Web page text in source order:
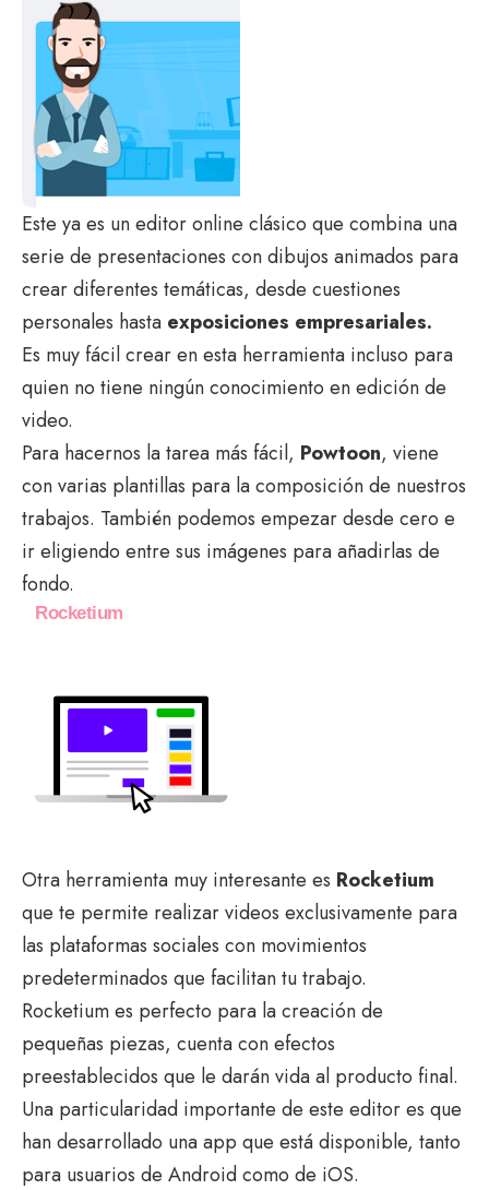
Este ya es un editor online clásico que combina una
serie de presentaciones con dibujos animados para
crear diferentes temáticas, desde cuestiones
personales hasta exposiciones empresariales.
Es muy fácil crear en esta herramienta incluso para
quien no tiene ningún conocimiento en edición de
video.
Para hacernos la tarea más fácil, Powtoon, viene
con varias plantillas para la composición de nuestros
trabajos. También podemos empezar desde cero e
ir eligiendo entre sus imágenes para añadirlas de
fondo.
Rocketium
Otra herramienta muy interesante es Rocketium
que te permite realizar videos exclusivamente para
las plataformas sociales con movimientos
predeterminados que facilitan tu trabajo.
Rocketium es perfecto para la creación de
pequeñas piezas, cuenta con efectos
preestablecidos que le darán vida al producto final.
Una particularidad importante de este editor es que
han desarrollado una app que está disponible, tanto
para usuarios de Android como de iOS.